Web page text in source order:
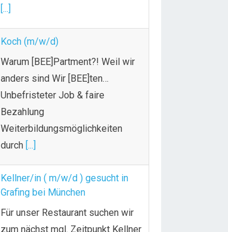
[...]
Koch (m/w/d)
Warum [BEE]Partment?! Weil wir
anders sind Wir [BEE]ten…
Unbefristeter Job & faire
Bezahlung
Weiterbildungsmöglichkeiten
durch [...]
Kellner/in ( m/w/d ) gesucht in
Grafing bei München
Für unser Restaurant suchen wir
zum nächst mgl. Zeitpunkt Kellner